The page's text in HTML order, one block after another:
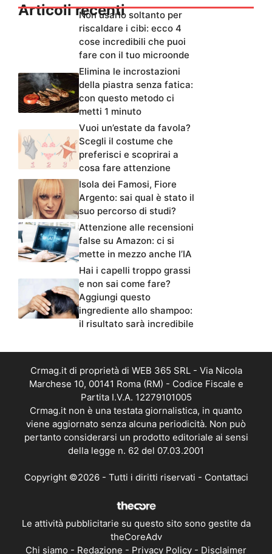
Articoli recentiNon usarlo soltanto per
riscaldare i cibi: ecco 4
cose incredibili che puoi
fare con il tuo microonde
Elimina le incrostazioni
della piastra senza fatica:
con questo metodo ci
metti 1 minuto
Vuoi un’estate da favola?
Scegli il costume che
preferisci e scoprirai a
cosa fare attenzione
Isola dei Famosi, Fiore
Argento: sai qual è stato il
suo percorso di studi?
Attenzione alle recensioni
false su Amazon: ci si
mette in mezzo anche l’IA
Hai i capelli troppo grassi
e non sai come fare?
Aggiungi questo
ingrediente allo shampoo:
il risultato sarà incredibile
Crmag.it di proprietà di WEB 365 SRL - Via Nicola
Marchese 10, 00141 Roma (RM) - Codice Fiscale e
Partita I.V.A. 12279101005
Crmag.it non è una testata giornalistica, in quanto
viene aggiornato senza alcuna periodicità. Non può
pertanto considerarsi un prodotto editoriale ai sensi
della legge n. 62 del 07.03.2001
Copyright ©2026 - Tutti i diritti riservati - Contattaci
Le attività pubblicitarie su questo sito sono gestite da
theCoreAdv
Chi siamo - Redazione - Privacy Policy - Disclaimer